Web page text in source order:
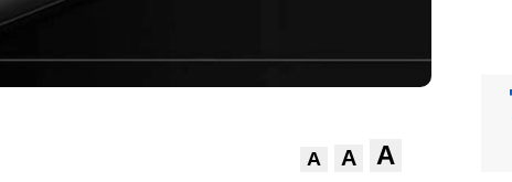
A A A